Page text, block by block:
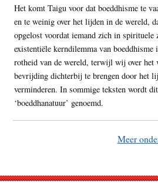
Het komt Taigu voor dat boeddhisme te
en te weinig over het lijden in de wereld,
opgelost voordat iemand zich in
existentiële kerndilemma van
rotheid van de wereld, terwijl wij over het
bevrijding dichterbij te brengen door het
verminderen. In sommige teksten wordt
‘boeddhanatuur’ genoemd.
Meer